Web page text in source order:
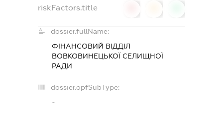
riskFactors.title
dossier.fullName:
ФІНАНСОВИЙ ВІДДІЛ
ВОВКОВИНЕЦЬКОЇ СЕЛИЩНОЇ
РАДИ
dossier.opfSubType:
-